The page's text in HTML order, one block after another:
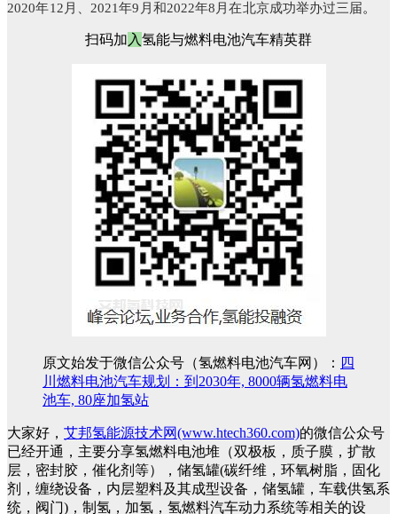
2020年12月、2021年9月和2022年8月在北京成功举办过三届。
扫码加入氢能与燃料电池汽车精英群
原文始发于微信公众号（氢燃料电池汽车网）： 四
川燃料电池汽车规划：到2030年, 8000辆氢燃料电
池车, 80座加氢站
大家好， 艾邦氢能源技术网(www.htech360.com)的微信公众号
已经开通，主要分享氢燃料电池堆（双极板，质子膜，扩散
层，密封胶，催化剂等），储氢罐(碳纤维，环氧树脂，固化
剂，缠绕设备，内层塑料及其成型设备，储氢罐，车载供氢系
统，阀门)，制氢，加氢，氢燃料汽车动力系统等相关的设